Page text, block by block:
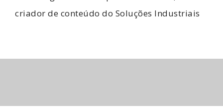
criador de conteúdo do Soluções Industriais